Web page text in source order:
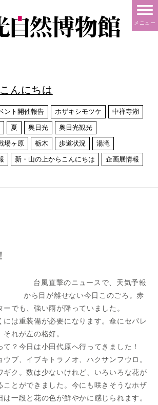
メニュー
んにちは
ント開催報告 ホザキシモツケ 中禅寺湖
夏 奥日光 奥日光観光
場ヶ原 栃木 歩道状況 湯滝
新・山の上からこんにちは 企画展情報
台風直撃のニュースで、天気予報
から目が離せない今日このごろ。赤
でも、強い雨が降っていました。
には重装備が必要になります。傘にセパレ
れが左の格好。
て？今日は小田代原へ行ってきました！
ブ、イブキトラノオ、ハクサンフウロ。
ギク。数は少ないけれど、いろいろな花が
ことができました。今にも咲きそうなホザ
一段と花の色が鮮やかに感じられます。